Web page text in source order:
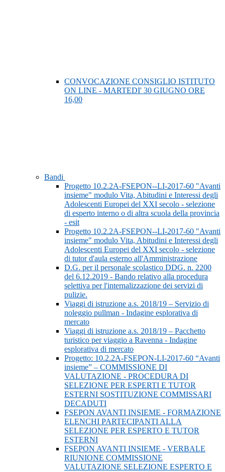
CONVOCAZIONE CONSIGLIO ISTITUTO
ON LINE - MARTEDI' 30 GIUGNO ORE
16,00
Bandi
Progetto 10.2.2A-FSEPON--LI-2017-60 "Avanti
insieme" modulo Vita, Abitudini e Interessi degli
Adolescenti Europei del XXI secolo - selezione
di esperto interno o di altra scuola della provincia
- esit
Progetto 10.2.2A-FSEPON--LI-2017-60 "Avanti
insieme" modulo Vita, Abitudini e Interessi degli
Adolescenti Europei del XXI secolo - selezione
di tutor d'aula esterno all'Amministrazione
D.G. per il personale scolastico DDG. n. 2200
del 6.12.2019 - Bando relativo alla procedura
selettiva per l'internalizzazione dei servizi di
pulizie.
Viaggi di istruzione a.s. 2018/19 – Servizio di
noleggio pullman - Indagine esplorativa di
mercato
Viaggi di istruzione a.s. 2018/19 – Pacchetto
turistico per viaggio a Ravenna - Indagine
esplorativa di mercato
Progetto: 10.2.2A-FSEPON-LI-2017-60 “Avanti
insieme” – COMMISSIONE DI
VALUTAZIONE - PROCEDURA DI
SELEZIONE PER ESPERTI E TUTOR
ESTERNI SOSTITUZIONE COMMISSARI
DECADUTI
FSEPON AVANTI INSIEME - FORMAZIONE
ELENCHI PARTECIPANTI ALLA
SELEZIONE PER ESPERTO E TUTOR
ESTERNI
FSEPON AVANTI INSIEME - VERBALE
RIUNIONE COMMISSIONE
VALUTAZIONE SELEZIONE ESPERTO E